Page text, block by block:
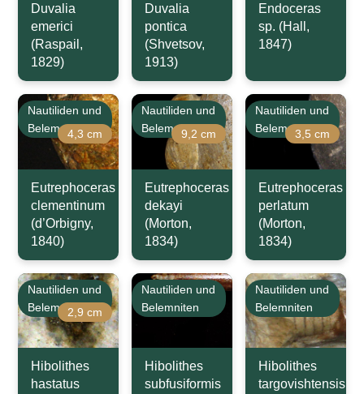
Duvalia
emerici
(Raspail,
1829)
Duvalia
pontica
(Shvetsov,
1913)
Endoceras
sp. (Hall,
1847)
Nautiliden und
Belemniten4,3 cm
Eutrephoceras
clementinum
(d’Orbigny,
1840)
Nautiliden und
Belemniten9,2 cm
Eutrephoceras
dekayi
(Morton,
1834)
Nautiliden und
Belemniten3,5 cm
Eutrephoceras
perlatum
(Morton,
1834)
Nautiliden und
Belemniten2,9 cm
Hibolithes
hastatus
Nautiliden und
Belemniten
Hibolithes
subfusiformis
Nautiliden und
Belemniten
Hibolithes
targovishtensis